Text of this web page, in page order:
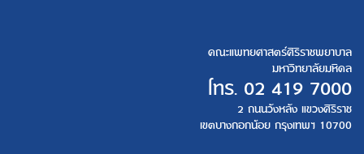
คณะแพทยศาสตร์ศิริราชพยาบาล
มหาวิทยาลัยมหิดล
โทร. 02 419 7000
2 ถนนวังหลัง แขวงศิริราช
เขตบางกอกน้อย กรุงเทพฯ 10700